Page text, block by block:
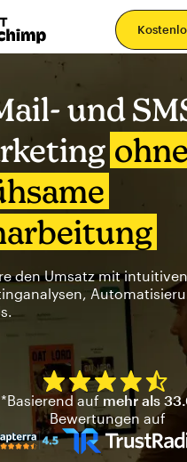
und
ohne
den Umsatz mit intuitiven
Mailchimp
*Basierend auf mehr als
Bewertungen auf